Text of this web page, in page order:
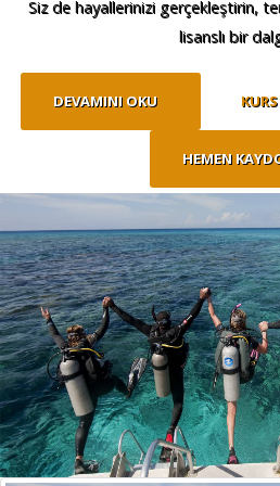
Siz de hayallerinizi gerçekleştirin,
lisanslı bir
DEVAMINI OKU
HEMEN
NedenAqua Club